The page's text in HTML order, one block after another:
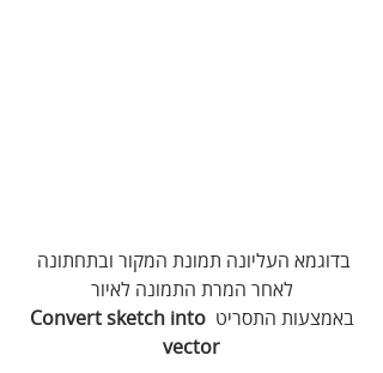
בדוגמא העליונה תמונת המקור ובתחתונה
לאחר המרת התמונה לאיור
באמצעות התסריט Convert sketch into
vector